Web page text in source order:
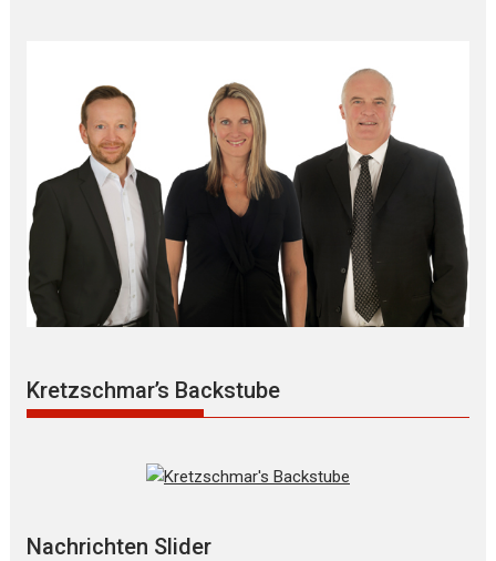
Kretzschmar’s Backstube
Nachrichten Slider